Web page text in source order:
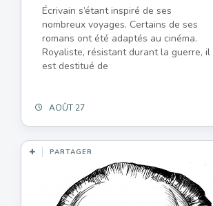
Écrivain s’étant inspiré de ses
nombreux voyages. Certains de ses
romans ont été adaptés au cinéma.
Royaliste, résistant durant la guerre, il
est destitué de
AOÛT 27
PARTAGER